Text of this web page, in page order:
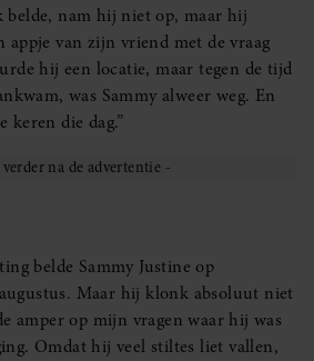
belde, nam hij niet op, maar hij
appje van zijn vriend met de vraag
hij een locatie, maar tegen de tijd
was Sammy alweer weg. En
keren die dag.”
belde Sammy Justine op
Maar hij klonk absoluut niet
amper op mijn vragen waar hij was
Omdat hij veel stiltes liet vallen,